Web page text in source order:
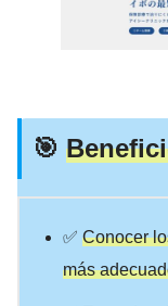
🎯
✅ Conocer
más